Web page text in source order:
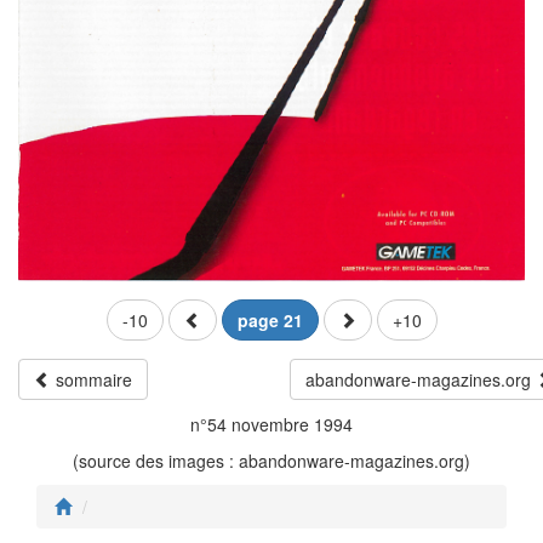
-10 page 21 +10
sommaire
abandonware-magazines.org
n°54 novembre 1994
(source des images : abandonware-magazines.org)